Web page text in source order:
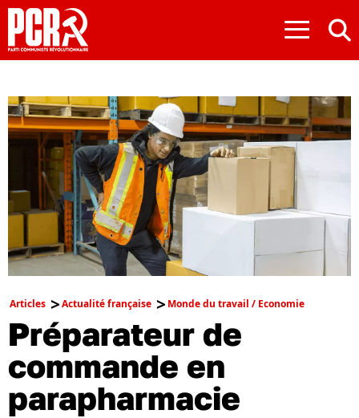
≡
Articles Actualité française Monde du travail / Economie
Préparateur de
commande en
parapharmacie